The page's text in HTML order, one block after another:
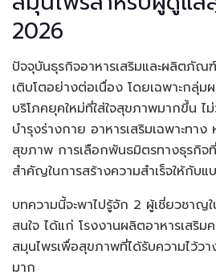
2026
ปัจจุบันธุรกิจอาหารเสริมและผลิตภั
เติบโตอย่างต่อเนื่อง โดยเฉพาะกลุ่
บริโภคยุคใหม่ที่ใส่ใจสุขภาพมากขึ้น ไม่
บำรุงร่างกาย อาหารเสริมเฉพาะทาง
สุขภาพ การเลือกพันธมิตรทางธุรกิ
สำคัญในการสร้างความสำเร็จให้กับแ
บทความนี้จะพาไปรู้จัก 2 ผู้เชี่ยวชาญ
สนใจ ได้แก่ โรงงานผลิตอาหารเสริม
สมุนไพรเพื่อสุขภาพที่ได้รับความไว้วา
มาก